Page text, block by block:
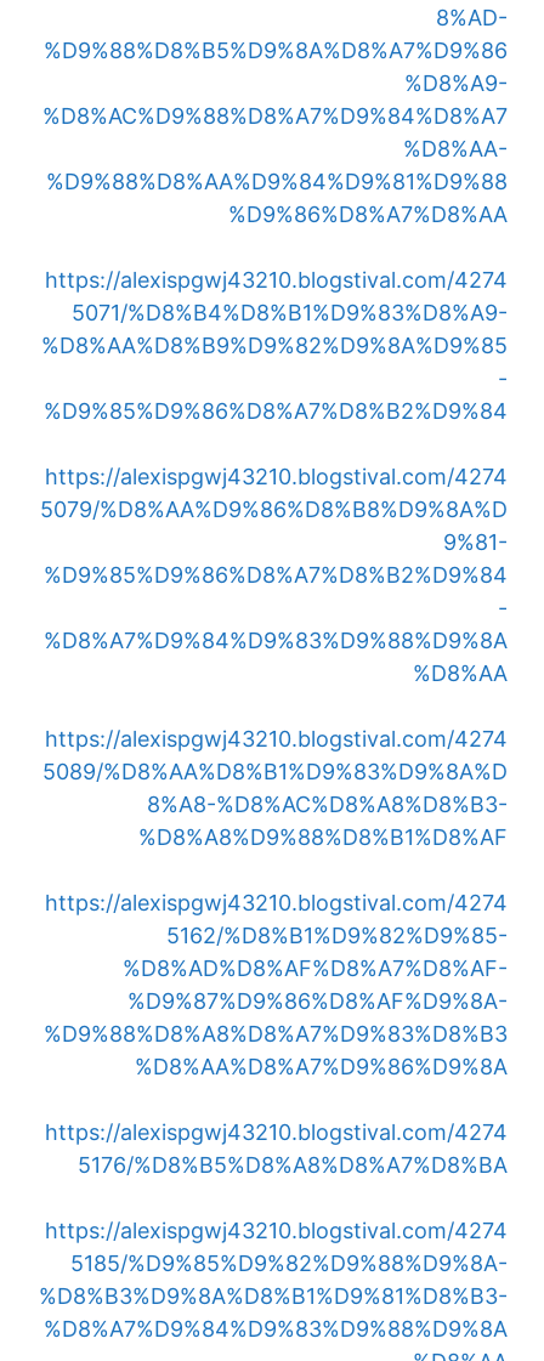
8%AD-
%D9%88%D8%B5%D9%8A%D8%A7%D9%86
%D8%A9-
%D8%AC%D9%88%D8%A7%D9%84%D8%A7
%D8%AA-
%D9%88%D8%AA%D9%84%D9%81%D9%88
%D9%86%D8%A7%D8%AA
https://alexispgwj43210.blogstival.com/4274
5071/%D8%B4%D8%B1%D9%83%D8%A9-
%D8%AA%D8%B9%D9%82%D9%8A%D9%85
-
%D9%85%D9%86%D8%A7%D8%B2%D9%84
https://alexispgwj43210.blogstival.com/4274
5079/%D8%AA%D9%86%D8%B8%D9%8A%D
9%81-
%D9%85%D9%86%D8%A7%D8%B2%D9%84
-
%D8%A7%D9%84%D9%83%D9%88%D9%8A
%D8%AA
https://alexispgwj43210.blogstival.com/4274
5089/%D8%AA%D8%B1%D9%83%D9%8A%D
8%A8-%D8%AC%D8%A8%D8%B3-
%D8%A8%D9%88%D8%B1%D8%AF
https://alexispgwj43210.blogstival.com/4274
5162/%D8%B1%D9%82%D9%85-
%D8%AD%D8%AF%D8%A7%D8%AF-
%D9%87%D9%86%D8%AF%D9%8A-
%D9%88%D8%A8%D8%A7%D9%83%D8%B3
%D8%AA%D8%A7%D9%86%D9%8A
https://alexispgwj43210.blogstival.com/4274
5176/%D8%B5%D8%A8%D8%A7%D8%BA
https://alexispgwj43210.blogstival.com/4274
5185/%D9%85%D9%82%D9%88%D9%8A-
%D8%B3%D9%8A%D8%B1%D9%81%D8%B3-
%D8%A7%D9%84%D9%83%D9%88%D9%8A